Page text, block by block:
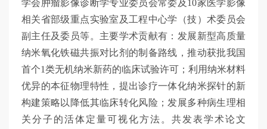
学会肿瘤影像诊断学专业委员会常委及10家医学影像
相关省部级重点实验室及工程中心学（技）术委员会
副主任及委员等。主要学术贡献有：发展新型高质量
纳米氧化铁磁共振对比剂的制备路线，推动获批我国
首个1类无机纳米新药的临床试验许可；利用纳米材料
优异的本征物理特性，提出诊疗一体化纳米探针的新
构建策略以降低其临床转化风险；发展多种病生理相
关分子的活体定量可视化方法。共发表学术论文